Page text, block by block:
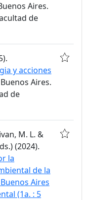
Aires.
de
y acciones
Aires.
de
M. L. &
(2024).
la
de la
Aires
(1a. : 5